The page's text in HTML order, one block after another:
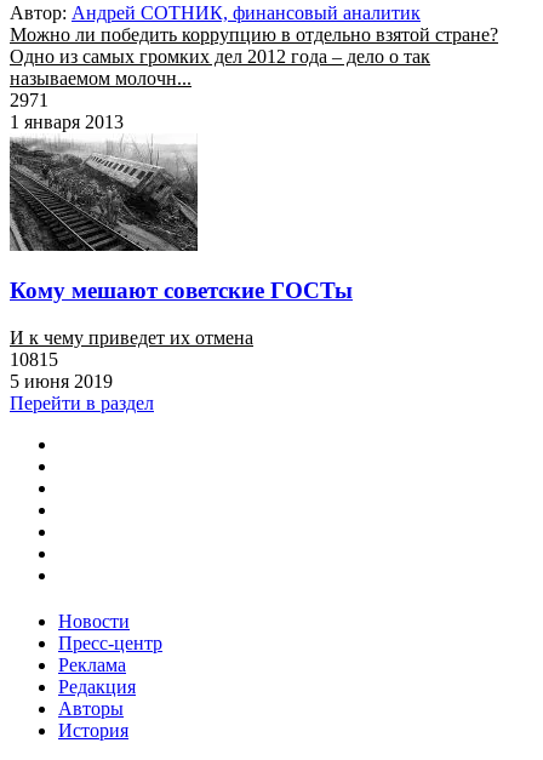
Автор: Андрей СОТНИК, финансовый аналитик
Можно ли победить коррупцию в отдельно взятой стране?
Одно из самых громких дел 2012 года – дело о так
называемом молочн...
2971
1 января 2013
Кому мешают советские ГОСТы
И к чему приведет их отмена
10815
5 июня 2019
Перейти в раздел
Новости
Пресс-центр
Реклама
Редакция
Авторы
История